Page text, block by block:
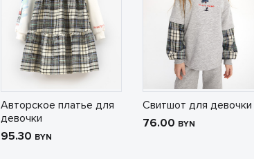
Авторское платье для
девочки
95.30 BYN
Свитшот для девочки
76.00 BYN